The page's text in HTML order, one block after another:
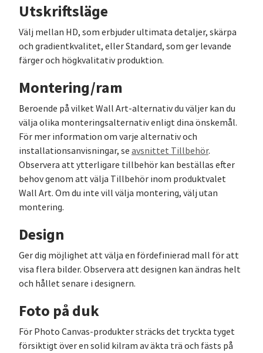
Utskriftsläge
Välj mellan HD, som erbjuder ultimata detaljer, skärpa
och gradientkvalitet, eller Standard, som ger levande
färger och högkvalitativ produktion.
Montering/ram
Beroende på vilket Wall Art-alternativ du väljer kan du
välja olika monteringsalternativ enligt dina önskemål.
För mer information om varje alternativ och
installationsanvisningar, se avsnittet Tillbehör.
Observera att ytterligare tillbehör kan beställas efter
behov genom att välja Tillbehör inom produktvalet
Wall Art. Om du inte vill välja montering, välj utan
montering.
Design
Ger dig möjlighet att välja en fördefinierad mall för att
visa flera bilder. Observera att designen kan ändras helt
och hållet senare i designern.
Foto på duk
För Photo Canvas-produkter sträcks det tryckta tyget
försiktigt över en solid kilram av äkta trä och fästs på